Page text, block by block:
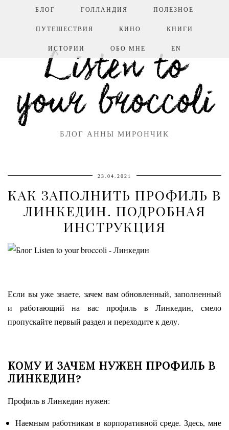
Listen to
your broccoli
БЛОГ АННЫ МИРОНЧИК
БЛОГ ГОЛЛАНДИЯ ПОЛЕЗНОЕ
ПУТЕШЕСТВИЯ КИНО КНИГИ
ИСТОРИИ ОБО МНЕ EN
23.04.2021
КАК ЗАПОЛНИТЬ ПРОФИЛЬ В
ЛИНКЕДИН. ПОДРОБНАЯ
ИНСТРУКЦИЯ
Если вы уже знаете, зачем вам обновленный, заполненный
и работающий на вас профиль в Линкедин, смело
пропускайте первый раздел и переходите к делу.
КОМУ И ЗАЧЕМ НУЖЕН ПРОФИЛЬ В
ЛИНКЕДИН?
Профиль в Линкедин нужен:
Наемным работникам в корпоративной среде. Здесь, мне